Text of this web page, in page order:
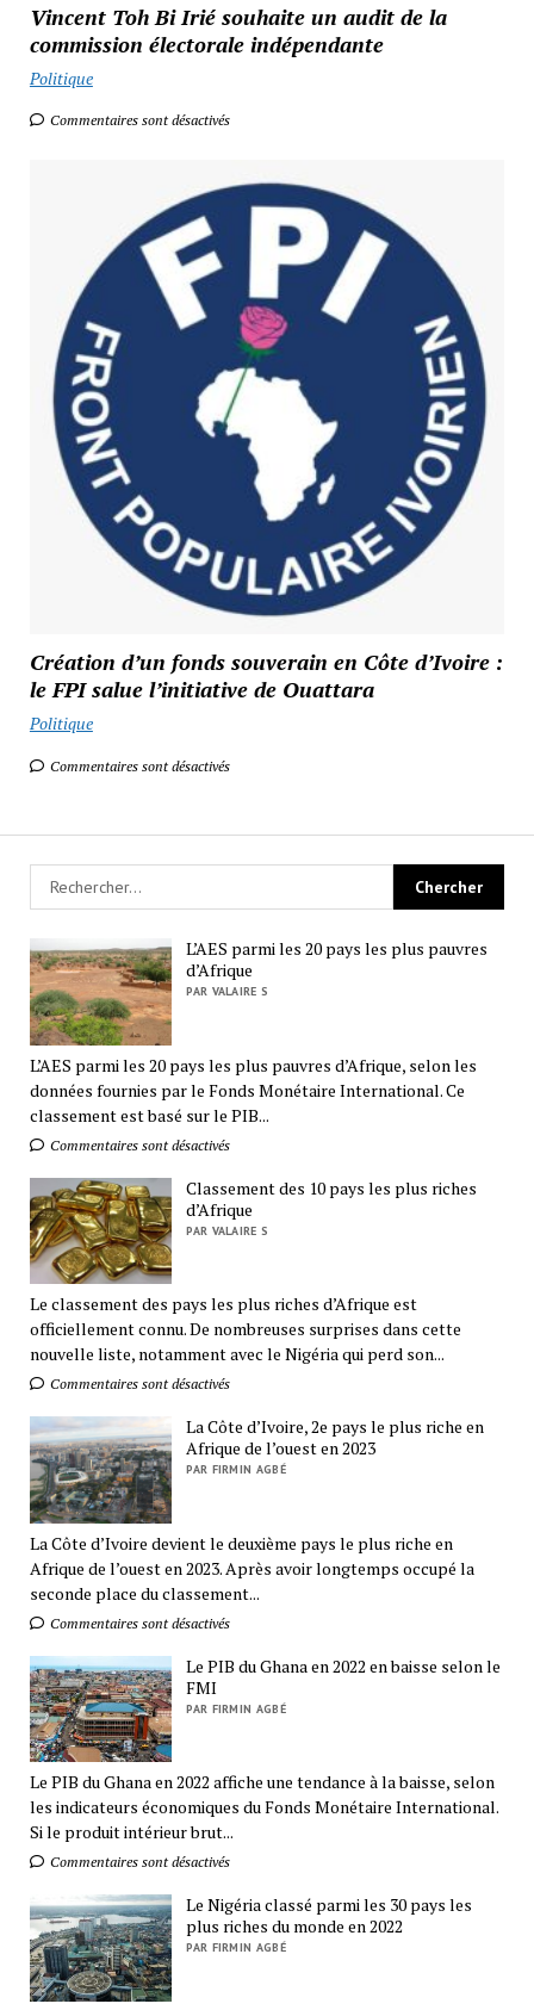
Vincent Toh Bi Irié souhaite un audit de la
commission électorale indépendante
Politique
Commentaires sont désactivés
Création d’un fonds souverain en Côte d’Ivoire :
le FPI salue l’initiative de Ouattara
Politique
Commentaires sont désactivés
L’AES parmi les 20 pays les plus pauvres
d’Afrique
PAR VALAIRE S
L’AES parmi les 20 pays les plus pauvres d’Afrique, selon les
données fournies par le Fonds Monétaire International. Ce
classement est basé sur le PIB...
Commentaires sont désactivés
Classement des 10 pays les plus riches
d’Afrique
PAR VALAIRE S
Le classement des pays les plus riches d’Afrique est
officiellement connu. De nombreuses surprises dans cette
nouvelle liste, notamment avec le Nigéria qui perd son...
Commentaires sont désactivés
La Côte d’Ivoire, 2e pays le plus riche en
Afrique de l’ouest en 2023
PAR FIRMIN AGBÉ
La Côte d’Ivoire devient le deuxième pays le plus riche en
Afrique de l’ouest en 2023. Après avoir longtemps occupé la
seconde place du classement...
Commentaires sont désactivés
Le PIB du Ghana en 2022 en baisse selon le
FMI
PAR FIRMIN AGBÉ
Le PIB du Ghana en 2022 affiche une tendance à la baisse, selon
les indicateurs économiques du Fonds Monétaire International.
Si le produit intérieur brut...
Commentaires sont désactivés
Le Nigéria classé parmi les 30 pays les
plus riches du monde en 2022
PAR FIRMIN AGBÉ